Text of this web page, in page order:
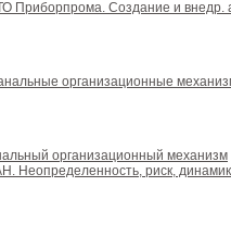
Приборпрома. Создание и внедр.
организационные
организационный механизм
Неопределенность, риск,